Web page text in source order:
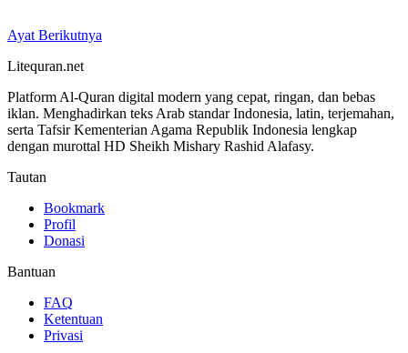
Ayat Berikutnya
Litequran.net
Platform Al-Quran digital modern yang cepat, ringan, dan bebas
iklan. Menghadirkan teks Arab standar Indonesia, latin, terjemahan,
serta Tafsir Kementerian Agama Republik Indonesia lengkap
dengan murottal HD Sheikh Mishary Rashid Alafasy.
Tautan
Bookmark
Profil
Donasi
Bantuan
FAQ
Ketentuan
Privasi